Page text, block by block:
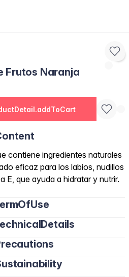
Frutos Naranja
contiene ingredientes naturales
eficaz para los labios, nudillos
E, que ayuda a hidratar y nutrir.